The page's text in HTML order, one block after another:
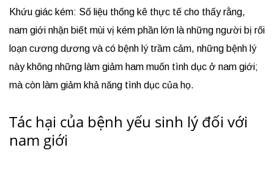
Khứu giác kém: Số liệu thống kê thực tế cho thấy rằng,
nam giới nhận biết mùi vị kém phần lớn là những người bị rối
loạn cương dương và có bệnh lý trầm cảm, những bệnh lý
này không những làm giảm ham muốn tình dục ở nam giới;
mà còn làm giảm khả năng tình dục của họ.
Tác hại của bệnh yếu sinh lý đối với
nam giới